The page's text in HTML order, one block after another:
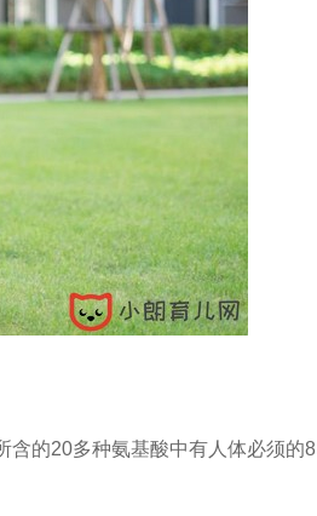
含的20多种氨基酸中有人体必须的8